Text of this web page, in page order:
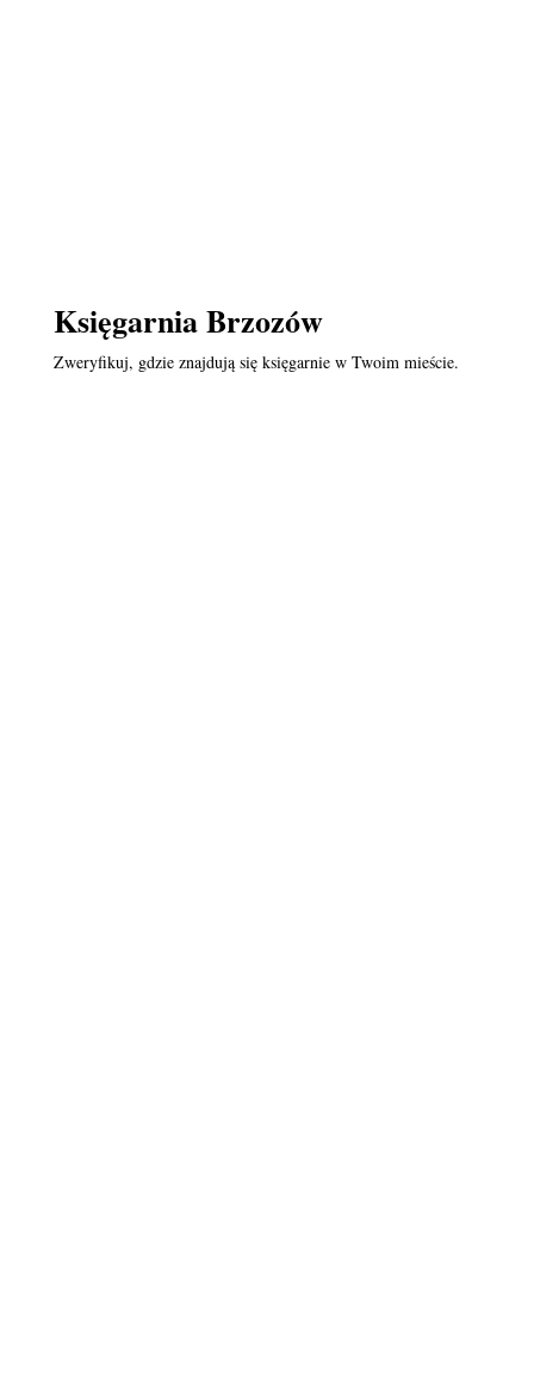
Księgarnia Brzozów
Zweryfikuj, gdzie znajdują się księgarnie w Twoim mieście.